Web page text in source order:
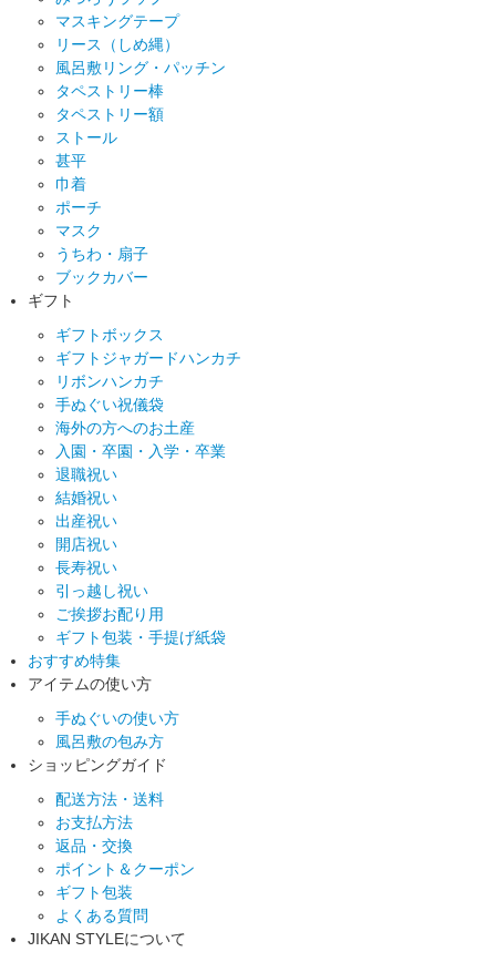
マスキングテープ
リース（しめ縄）
風呂敷リング・パッチン
タペストリー棒
タペストリー額
ストール
甚平
巾着
ポーチ
マスク
うちわ・扇子
ブックカバー
ギフト
ギフトボックス
ギフトジャガードハンカチ
リボンハンカチ
手ぬぐい祝儀袋
海外の方へのお土産
入園・卒園・入学・卒業
退職祝い
結婚祝い
出産祝い
開店祝い
長寿祝い
引っ越し祝い
ご挨拶お配り用
ギフト包装・手提げ紙袋
おすすめ特集
アイテムの使い方
手ぬぐいの使い方
風呂敷の包み方
ショッピングガイド
配送方法・送料
お支払方法
返品・交換
ポイント＆クーポン
ギフト包装
よくある質問
JIKAN STYLEについて